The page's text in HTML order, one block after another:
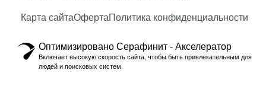
Карта сайтаОфертаПолитика конфиденциальности
Оптимизировано Серафинит - Акселератор
Включает высокую скорость сайта, чтобы быть привлекательным для
людей и поисковых систем.